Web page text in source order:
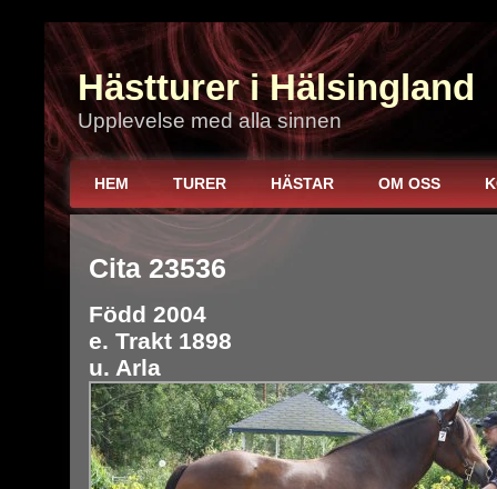
Hästturer i Hälsingland
Upplevelse med alla sinnen
HEM TURER HÄSTAR OM OSS
Cita 23536
Född 2004
e. Trakt 1898
u. Arla